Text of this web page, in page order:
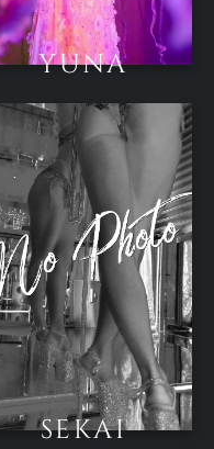
YUNA
SEKAI